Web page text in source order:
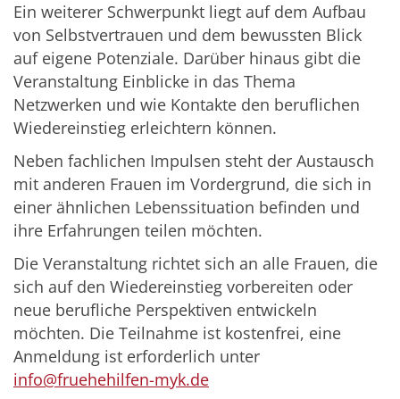
Ein weiterer Schwerpunkt liegt auf dem Aufbau
von Selbstvertrauen und dem bewussten Blick
auf eigene Potenziale. Darüber hinaus gibt die
Veranstaltung Einblicke in das Thema
Netzwerken und wie Kontakte den beruflichen
Wiedereinstieg erleichtern können.
Neben fachlichen Impulsen steht der Austausch
mit anderen Frauen im Vordergrund, die sich in
einer ähnlichen Lebenssituation befinden und
ihre Erfahrungen teilen möchten.
Die Veranstaltung richtet sich an alle Frauen, die
sich auf den Wiedereinstieg vorbereiten oder
neue berufliche Perspektiven entwickeln
möchten. Die Teilnahme ist kostenfrei, eine
Anmeldung ist erforderlich unter
info@fruehehilfen-myk.de